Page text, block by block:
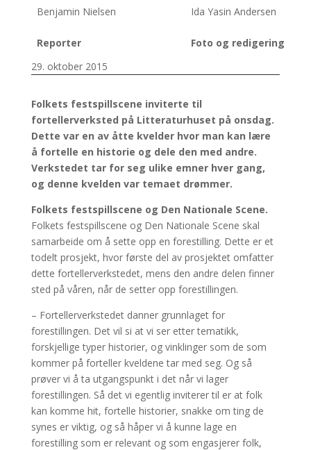
Benjamin Nielsen Ida Yasin Andersen
Reporter
Foto og redigering
29. oktober 2015
Folkets festspillscene inviterte til
fortellerverksted på Litteraturhuset på onsdag.
Dette var en av åtte kvelder hvor man kan lære
å fortelle en historie og dele den med andre.
Verkstedet tar for seg ulike emner hver gang,
og denne kvelden var temaet drømmer.
Folkets festspillscene og Den Nationale Scene.
Folkets festspillscene og Den Nationale Scene skal
samarbeide om å sette opp en forestilling. Dette er et
todelt prosjekt, hvor første del av prosjektet omfatter
dette fortellerverkstedet, mens den andre delen finner
sted på våren, når de setter opp forestillingen.
– Fortellerverkstedet danner grunnlaget for
forestillingen. Det vil si at vi ser etter tematikk,
forskjellige typer historier, og vinklinger som de som
kommer på forteller kveldene tar med seg. Og så
prøver vi å ta utgangspunkt i det når vi lager
forestillingen. Så det vi egentlig inviterer til er at folk
kan komme hit, fortelle historier, snakke om ting de
synes er viktig, og så håper vi å kunne lage en
forestilling som er relevant og som engasjerer folk,